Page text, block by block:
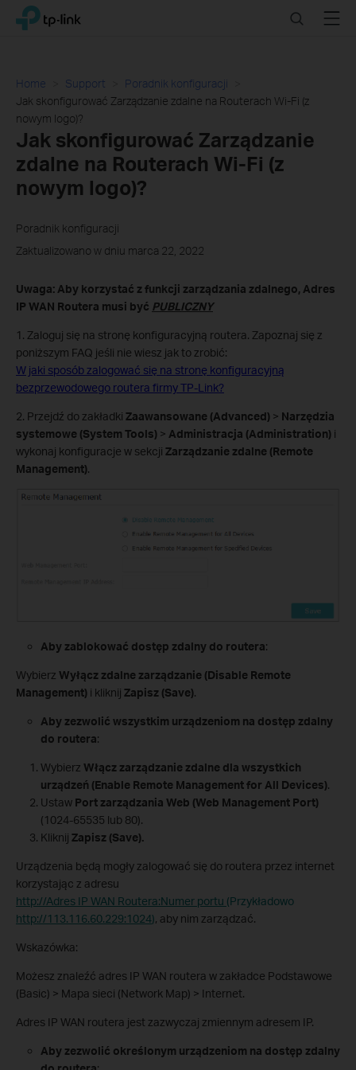
Click
navigation
TP-Link, Reliably Smart SearchMenu
Home Support
Poradnik konfiguracji
Jak skonfigurować Zarządzanie zdalne na Routerach Wi-Fi (z
nowym logo)?
Jak skonfigurować Zarządzanie
zdalne na Routerach Wi-Fi (z
nowym logo)?
Poradnik konfiguracji
Zaktualizowano w dniu marca 22, 2022
Uwaga: Aby korzystać z funkcji zarządzania zdalnego, Adres
IP WAN Routera musi być PUBLICZNY
1. Zaloguj się na stronę konfiguracyjną routera. Zapoznaj się z
poniższym FAQ jeśli nie wiesz jak to zrobić:
W jaki sposób zalogować się na stronę konfiguracyjną
bezprzewodowego routera firmy TP-Link?
2. Przejdź do zakładki Zaawansowane (Advanced) > Narzędzia
systemowe (System Tools) > Administracja (Administration) i
wykonaj konfiguracje w sekcji Zarządzanie zdalne (Remote
Management).
Aby zablokować dostęp zdalny do routera:
Wybierz Wyłącz zdalne zarządzanie (Disable Remote
Management) i kliknij Zapisz (Save).
Aby zezwolić wszystkim urządzeniom na dostęp zdalny
do routera:
Wybierz Włącz zarządzanie zdalne dla wszystkich
urządzeń (Enable Remote Management for All Devices).
Ustaw Port zarządzania Web (Web Management Port)
(1024-65535 lub 80).
Kliknij Zapisz (Save).
Urządzenia będą mogły zalogować się do routera przez internet
korzystając z adresu
http://Adres IP WAN Routera:Numer portu (Przykładowo
http://113.116.60.229:1024), aby nim zarządzać.
Wskazówka:
Możesz znaleźć adres IP WAN routera w zakładce Podstawowe
(Basic) > Mapa sieci (Network Map) > Internet.
Adres IP WAN routera jest zazwyczaj zmiennym adresem IP.
Aby zezwolić określonym urządzeniom na dostęp zdalny